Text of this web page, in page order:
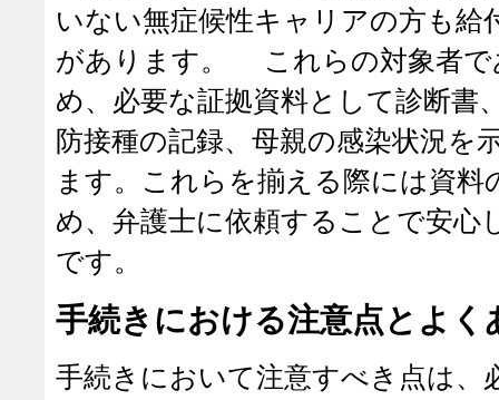
いない無症候性キャリアの方も給
があります。 これらの対象者で
め、必要な証拠資料として診断書
防接種の記録、母親の感染状況を
ます。これらを揃える際には資料
め、弁護士に依頼することで安心
です。
手続きにおける注意点とよく
手続きにおいて注意すべき点は、